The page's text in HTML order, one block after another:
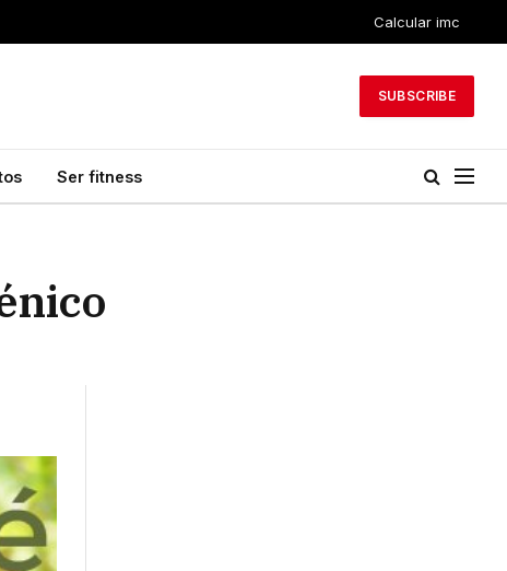
Calcular imc
SUBSCRIBE
Ser fitness